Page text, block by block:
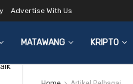
Advertise With Us
MATAWANG KRIPTO